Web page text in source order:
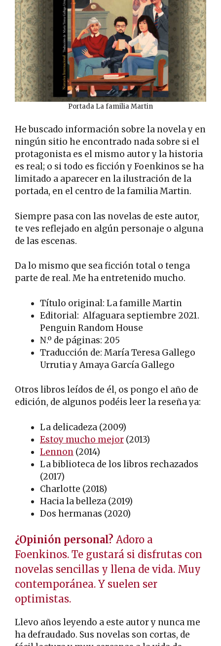
Portada La familia Martin
He buscado información sobre la novela y en
ningún sitio he encontrado nada sobre si el
protagonista es el mismo autor y la historia
es real; o si todo es ficción y Foenkinos se ha
limitado a aparecer en la ilustración de la
portada, en el centro de la familia Martin.
Siempre pasa con las novelas de este autor,
te ves reflejado en algún personaje o alguna
de las escenas.
Da lo mismo que sea ficción total o tenga
parte de real. Me ha entretenido mucho.
Título original: La famille Martin
Editorial: Alfaguara septiembre 2021.
Penguin Random House
N.º de páginas: 205
Traducción de: María Teresa Gallego
Urrutia y Amaya García Gallego
Otros libros leídos de él, os pongo el año de
edición, de algunos podéis leer la reseña ya:
La delicadeza (2009)
Estoy mucho mejor (2013)
Lennon (2014)
La biblioteca de los libros rechazados
(2017)
Charlotte (2018)
Hacia la belleza (2019)
Dos hermanas (2020)
¿Opinión personal? Adoro a
Foenkinos. Te gustará si disfrutas con
novelas sencillas y llena de vida. Muy
contemporánea. Y suelen ser
optimistas.
Llevo años leyendo a este autor y nunca me
ha defraudado. Sus novelas son cortas, de